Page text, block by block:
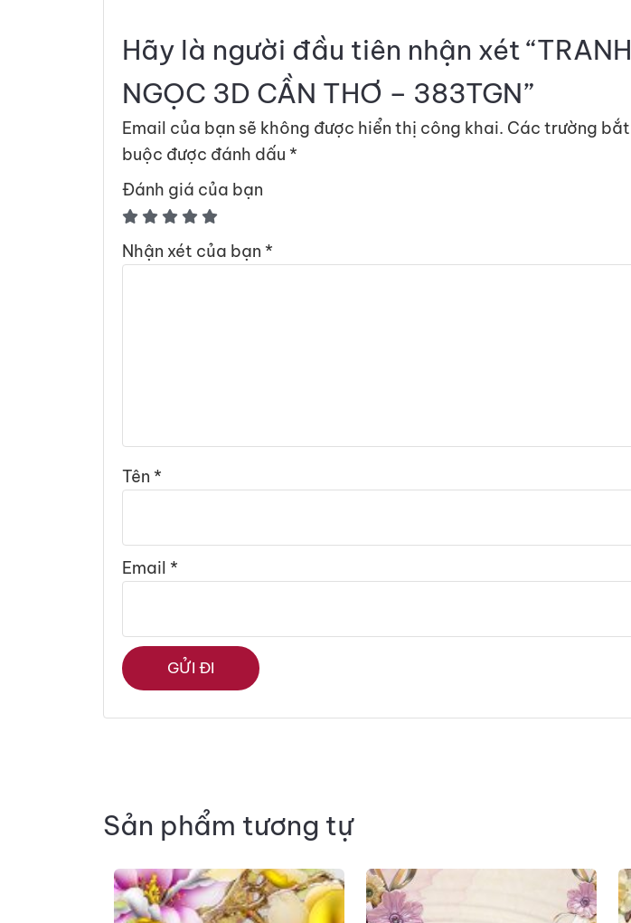
Hãy là người đầu tiên nhận xét “TRANH
NGỌC 3D CẦN THƠ – 383TGN”
Email của bạn sẽ không được hiển thị công khai. Các trường bắt
buộc được đánh dấu *
Đánh giá của bạn
Nhận xét của bạn *
Tên *
Email *
Sản phẩm tương tự